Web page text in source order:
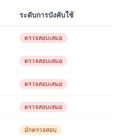
ระดับการบังคับใช้
ตรวจสอบเสมอ
ตรวจสอบเสมอ
ตรวจสอบเสมอ
ตรวจสอบเสมอ
มักตรวจสอบ